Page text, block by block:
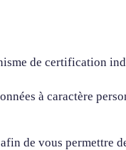
de certification
à caractère
afin de vous permettre